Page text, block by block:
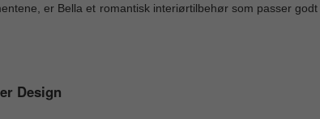
er Bella et romantisk interiørtilbehør som passer
Design